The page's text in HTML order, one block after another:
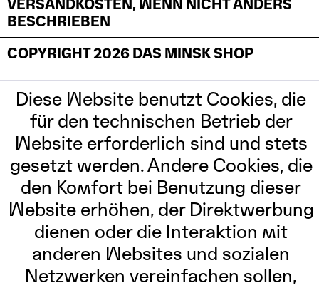
VERSANDKOSTEN, WENN NICHT ANDERS
BESCHRIEBEN
COPYRIGHT 2026 DAS MINSK SHOP
Diese Website benutzt Cookies, die
für den technischen Betrieb der
Website erforderlich sind und stets
gesetzt werden. Andere Cookies, die
den Komfort bei Benutzung dieser
Website erhöhen, der Direktwerbung
dienen oder die Interaktion mit
anderen Websites und sozialen
Netzwerken vereinfachen sollen,